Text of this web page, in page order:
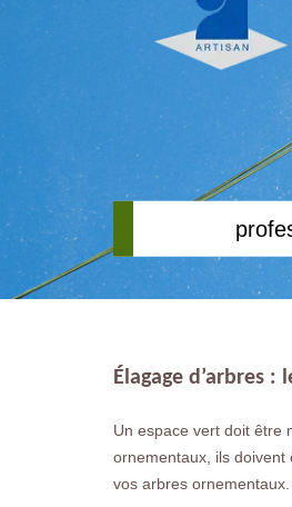
Élagage d’arbres
Un espace vert doit être
ornementaux, ils doivent
vos arbres